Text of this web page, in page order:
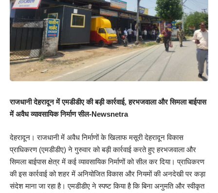
राजधानी देहरादून में एमडीडीए की बड़ी कार्रवाई, हरभजवाला और सिमला बाईपास
में अवैध व्यावसायिक निर्माण सील-Newsnetra
देहरादून। राजधानी में अवैध निर्माणों के खिलाफ मसूरी देहरादून विकास
प्राधिकरण (एमडीडीए) ने गुरुवार को बड़ी कार्रवाई करते हुए हरभजवाला और
सिमला बाईपास क्षेत्र में कई व्यावसायिक निर्माणों को सील कर दिया। प्राधिकरण
की इस कार्रवाई को शहर में अनियोजित विकास और नियमों की अनदेखी पर कड़ा
संदेश माना जा रहा है। एमडीडीए ने स्पष्ट किया है कि बिना अनुमति और स्वीकृत